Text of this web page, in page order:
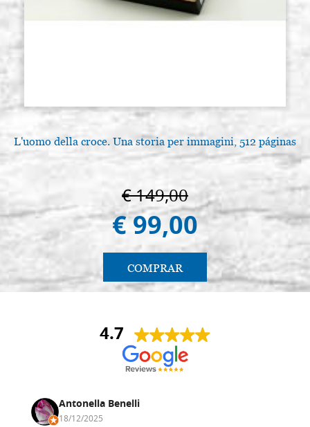
L'uomo della croce. Una storia per immagini, 512 páginas
€ 149,00
€ 99,00
COMPRAR
4.7
Antonella Benelli
18/12/2025